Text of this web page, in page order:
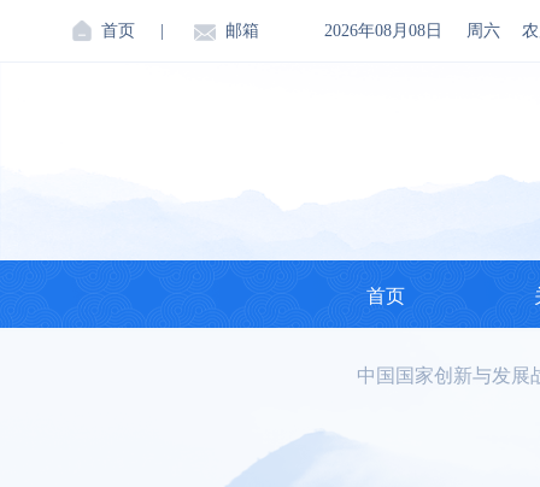
首页 邮箱 2026年08月08日 周六
首页
中国国家创新与发展